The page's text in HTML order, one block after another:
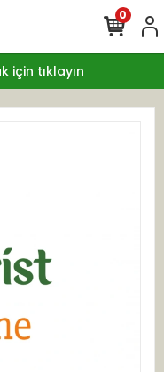
için tıklayın
0